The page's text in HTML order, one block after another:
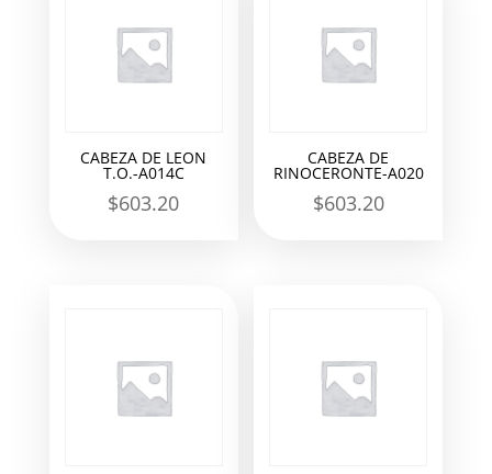
CABEZA DE LEON
T.O.-A014C
$603.20
CABEZA DE
RINOCERONTE-A020
$603.20